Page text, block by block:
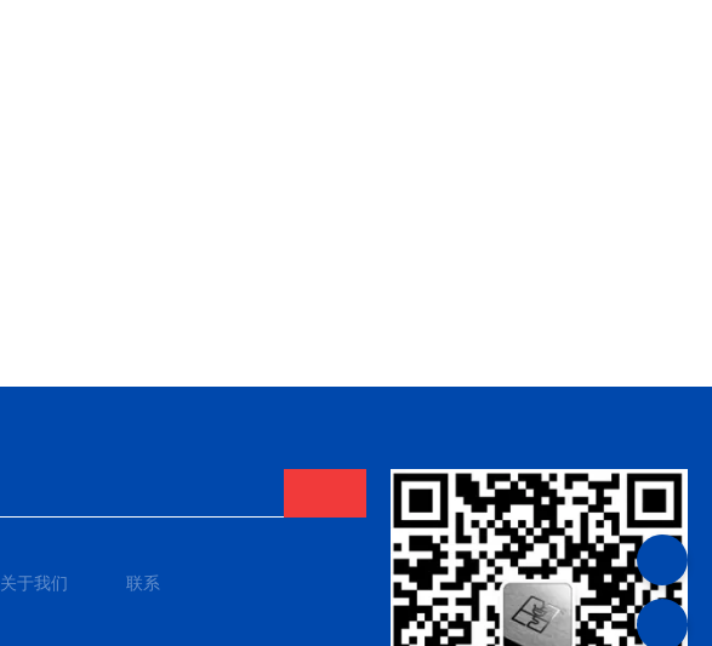
关于我们 联系